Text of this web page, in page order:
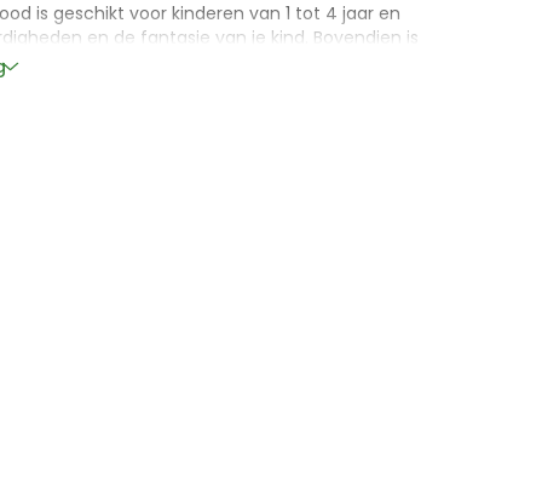
is geschikt voor kinderen van 1 tot 4 jaar en
en de fantasie van je kind. Bovendien is
materialen en voldoet hij aan de